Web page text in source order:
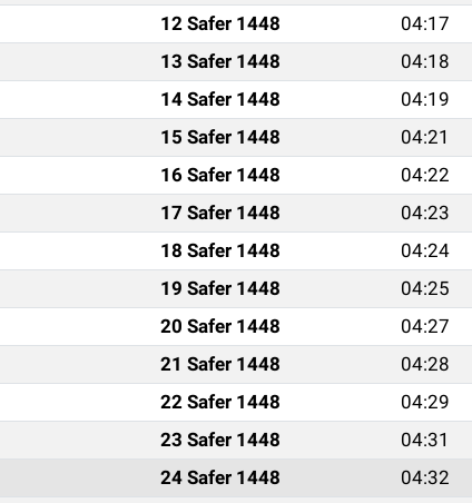
12 Safer 1448 04:17
13 Safer 1448 04:18
14 Safer 1448 04:19
15 Safer 1448 04:21
16 Safer 1448 04:22
17 Safer 1448 04:23
18 Safer 1448 04:24
19 Safer 1448 04:25
20 Safer 1448 04:27
21 Safer 1448 04:28
22 Safer 1448 04:29
23 Safer 1448 04:31
24 Safer 1448 04:32